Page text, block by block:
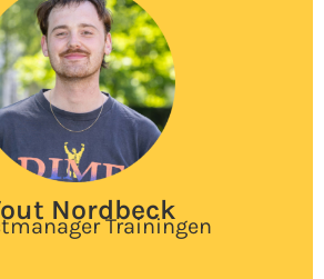
Nordbeck
Trainingen